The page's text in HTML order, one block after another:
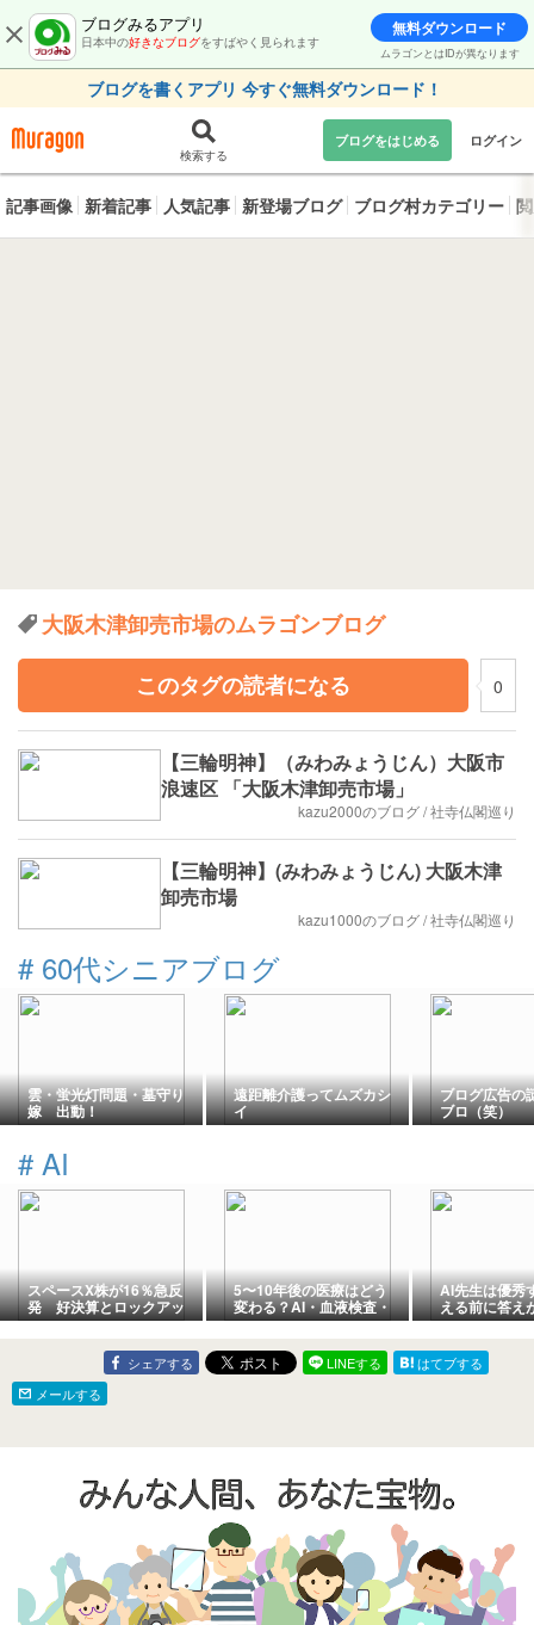
ブログみるアプリ
日本中の好きなブログをすばやく見られます
無料ダウンロード
ムラゴンとはIDが異なります
ブログを書くアプリ 今すぐ無料ダウンロード！
検索する
ブログをはじめる ログイン
記事画像 新着記事 人気記事 新登場ブログ ブログ村カテゴリー
大阪木津卸売市場のムラゴンブログ
このタグの読者になる
0
【三輪明神】（みわみょうじん）大阪市
浪速区 「大阪木津卸売市場」
kazu2000のブログ / 社寺仏閣巡り
【三輪明神】(みわみょうじん) 大阪木津
卸売市場
kazu1000のブログ / 社寺仏閣巡り
# 60代シニアブログ
雲・蛍光灯問題・墓守り
嫁 出動！
遠距離介護ってムズカシ
イ
ブログ広告
ブロ（笑）
# AI
スペースX株が16％急反
発 好決算とロックアッ
プ解除後に見えた次の成
長局面
5〜10年後の医療はどう
変わる？AI・血液検査・
GLP-1製剤が切り開く予
防医療の未来
AI先生は優秀
える前に答え
シェアする LINEする
はてブする
メールする